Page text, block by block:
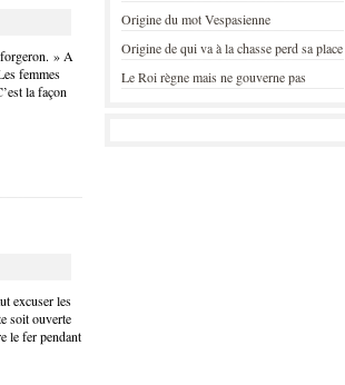
forgeron. » A
femmes
la façon
excuser les
soit ouverte
le fer pendant
Origine du mot Vespasienne
Origine de qui va à la chasse perd sa place
Le Roi règne mais ne gouverne pas